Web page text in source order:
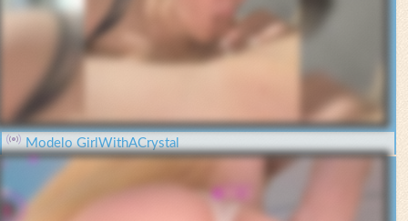
Modelo GirlWithACrystal